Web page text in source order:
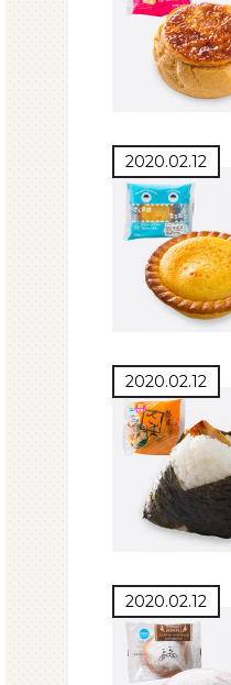
2020.02.12
2020.02.12
2020.02.12